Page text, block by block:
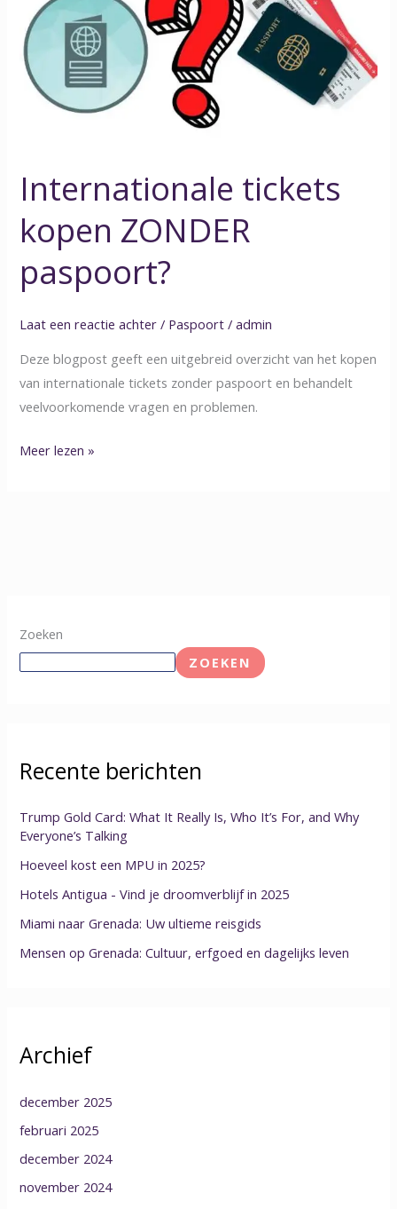
Internationale tickets
kopen ZONDER
paspoort?
Laat een reactie achter / Paspoort /admin
Deze blogpost geeft een uitgebreid overzicht van het kopen
van internationale tickets zonder paspoort en behandelt
veelvoorkomende vragen en problemen.
kopen
ZONDER
paspoort?
Meer lezen »
Zoeken
ZOEKEN
Recente berichten
Trump Gold Card: What It Really Is, Who It’s For, and Why
Everyone’s Talking
Hoeveel kost een MPU in 2025?
Hotels Antigua - Vind je droomverblijf in 2025
Miami naar Grenada: Uw ultieme reisgids
Mensen op Grenada: Cultuur, erfgoed en dagelijks leven
Archief
december 2025
februari 2025
december 2024
november 2024